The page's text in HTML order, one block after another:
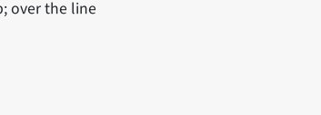
over the line